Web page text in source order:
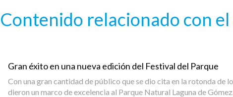
Contenido relacionado con
Gran éxito en una nueva edición del Festival del Parque
Con una gran cantidad de público que se dio cita en la rotonda de
dieron un marco de excelencia al Parque Natural Laguna de